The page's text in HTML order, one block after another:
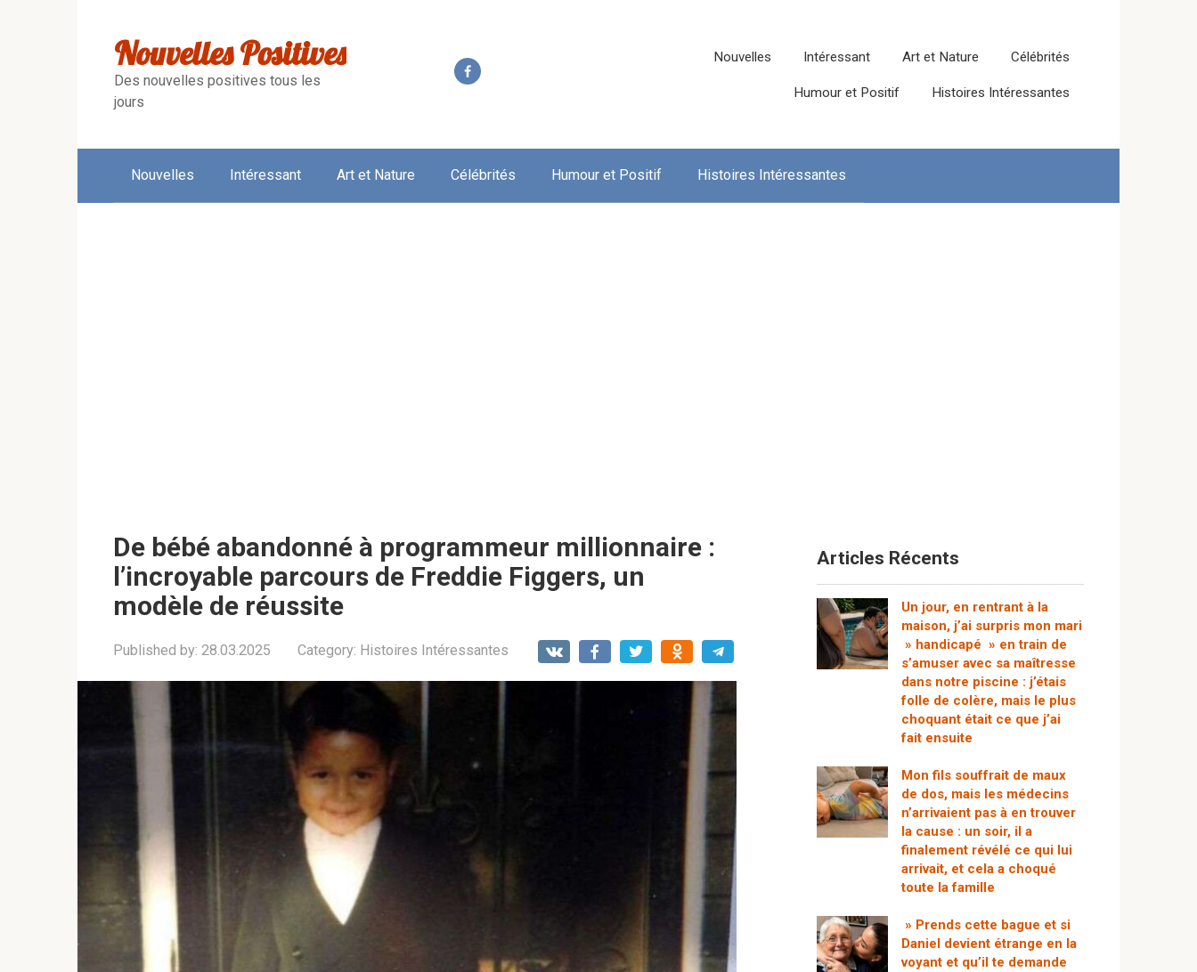
Nouvelles Positives
Des nouvelles positives tous les
jours
Nouvelles Intéressant Art et Nature Célébrités
Humour et Positif Histoires Intéressantes
Nouvelles Intéressant Art et Nature Célébrités Humour et Positif Histoires Intéressantes
De bébé abandonné à programmeur millionnaire :
l’incroyable parcours de Freddie Figgers, un
modèle de réussite
Published by: 28.03.2025 Category: Histoires Intéressantes
Articles Récents
Un jour, en rentrant à la
maison, j’ai surpris mon mari
» handicapé » en train de
s’amuser avec sa maîtresse
dans notre piscine : j’étais
folle de colère, mais le plus
choquant était ce que j’ai
fait ensuite
Mon fils souffrait de maux
de dos, mais les médecins
n’arrivaient pas à en trouver
la cause : un soir, il a
finalement révélé ce qui lui
arrivait, et cela a choqué
toute la famille
» Prends cette bague et si
Daniel devient étrange en la
voyant et qu’il te demande